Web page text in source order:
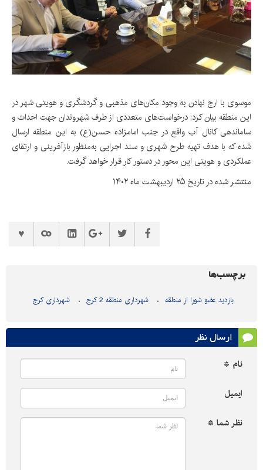
موسوی با ارج نهادن به وجود مکان‌های مذهبی و گردشگری و هویتی شهر در
این منطقه بیان کرد: درخواست‌های متعددی از طرف شهروندان جهت احداث و
ساماندهی کانال آب واقع در جنب امامزاده حسن(ع) به این منطقه ارسال
شده که با هدف تهیه طرح شهری و سند اجرایی به‌منظور بازآفرینی و ارتقای
عملکردی و هویتی این محور در دستور کار قرار خواهد گرفت.
منتشر شده در تاریخ ۲۵ اردیبهشت ماه ۱۴۰۲
برچسب‌ها
بازدید عضو شورا از منطقه شهرداری منطقه 2 کرج شهرداری کرج
ارسال نظر
نام *
ایمیل
نظر شما *